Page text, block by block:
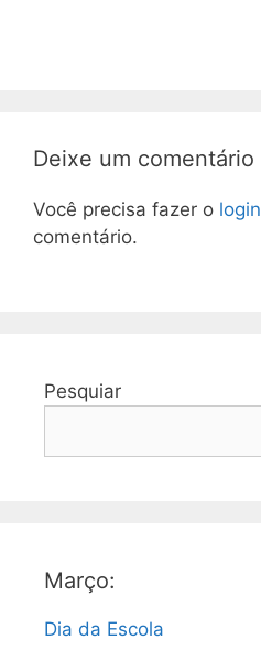
Deixe um comentário
Você precisa fazer o login
comentário.
Pesquiar
Março:
Dia da Escola